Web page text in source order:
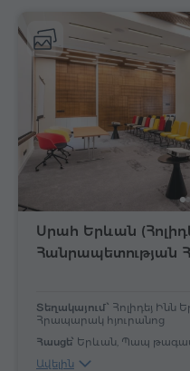
Սրահ Երևան
Հանրապետության
Տեղակայում՝ Հոլիդեյ Ինն
Հրապարակ հյուրանոց
Հասցե՝ Երևան, Պապ
Ավելին